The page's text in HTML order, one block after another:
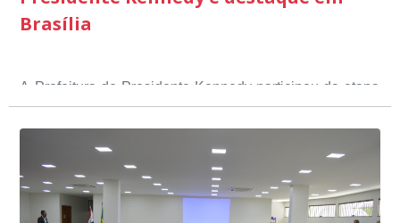
Brasília
A Prefeitura de Presidente Kennedy participou da etapa
nacional do 12º Prêmio Sebrae Prefeitura
Empreendedora, que visou valorizar e destacar o papel
dos gestores públicos comprometidos com o
desenvolvimento socioeconômico dos municípios, a
partir de iniciativas que estimulam o empreendedorismo,